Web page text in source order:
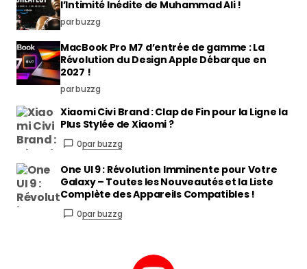
l’Intimité Inédite de Muhammad Ali !
par buzzg
MacBook Pro M7 d’entrée de gamme : La
Révolution du Design Apple Débarque en
2027 !
par buzzg
Xiaomi Civi Brand : Clap de Fin pour la Ligne la
Plus Stylée de Xiaomi ?
0 par buzzg
One UI 9 : Révolution Imminente pour Votre
Galaxy – Toutes les Nouveautés et la Liste
Complète des Appareils Compatibles !
0 par buzzg